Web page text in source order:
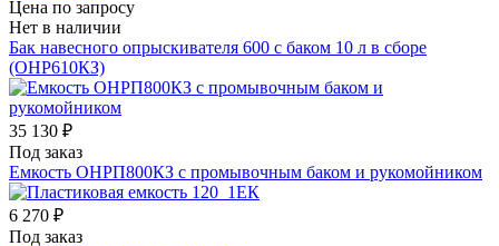
Цена по запросу
Нет в наличии
Бак навесного опрыскивателя 600 с баком 10 л в сборе
(ОНР610КЗ)
35 130 ₽
Под заказ
Емкость ОНРП800КЗ с промывочным баком и рукомойником
6 270 ₽
Под заказ